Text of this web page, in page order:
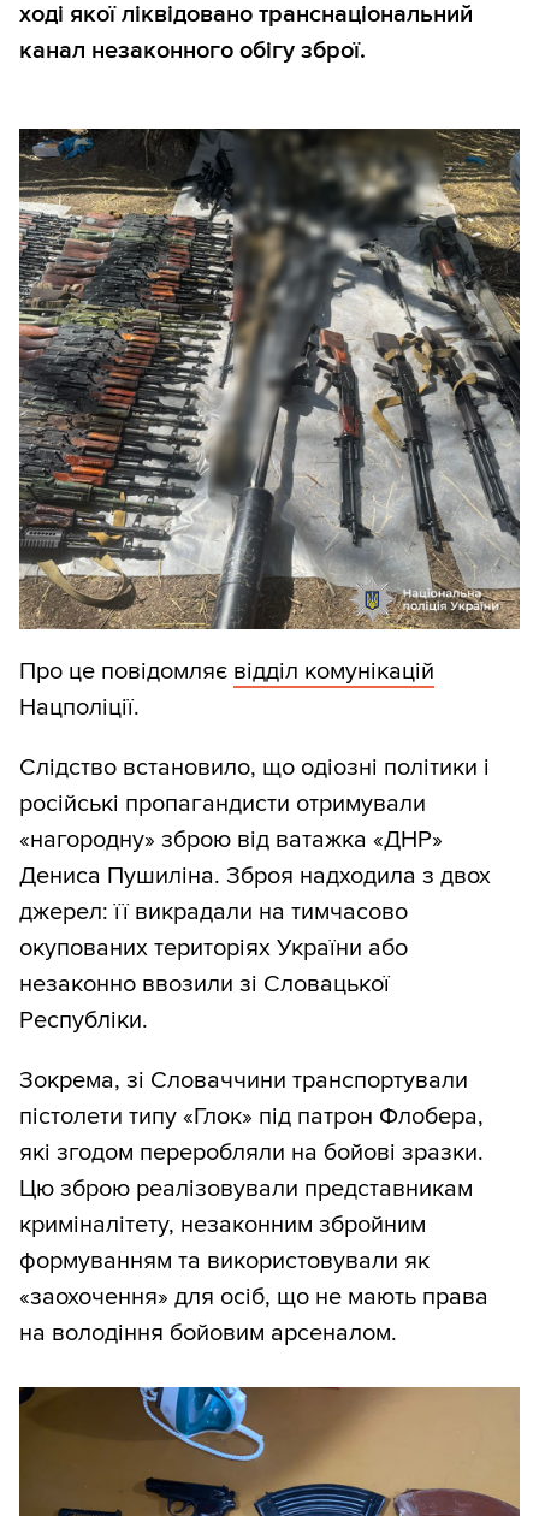
ході якої ліквідовано транснаціональний
канал незаконного обігу зброї.
Про це повідомляє відділ комунікацій
Нацполіції.
Слідство встановило, що одіозні політики і
російські пропагандисти отримували
«нагородну» зброю від ватажка «ДНР»
Дениса Пушиліна. Зброя надходила з двох
джерел: її викрадали на тимчасово
окупованих територіях України або
незаконно ввозили зі Словацької
Республіки.
Зокрема, зі Словаччини транспортували
пістолети типу «Глок» під патрон Флобера,
які згодом переробляли на бойові зразки.
Цю зброю реалізовували представникам
криміналітету, незаконним збройним
формуванням та використовували як
«заохочення» для осіб, що не мають права
на володіння бойовим арсеналом.